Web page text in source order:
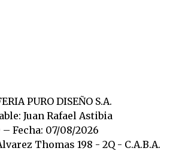
PURO DISEÑO S.A.
Juan Rafael Astibia
Fecha: 07/08/2026
Thomas 198 - 2Q - C.A.B.A.